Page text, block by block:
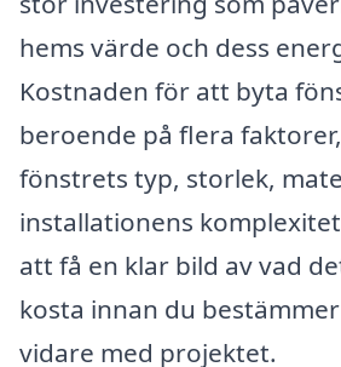
hems värde och dess
Kostnaden för att byta
beroende på flera
fönstrets typ, storlek,
installationens
att få en klar bild av vad
kosta innan du
vidare med projektet.